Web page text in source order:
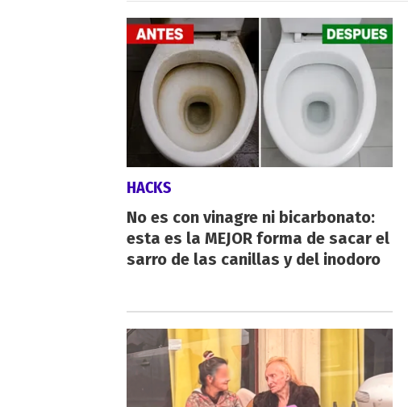
HACKS
No es con vinagre ni bicarbonato:
esta es la MEJOR forma de sacar el
sarro de las canillas y del inodoro